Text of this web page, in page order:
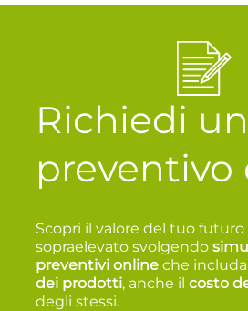
Richiedi un
preventivo
Scopri il valore del tuo
sopraelevato svolgendo
preventivi online che
dei prodotti, anche ilcosto
degli stessi.